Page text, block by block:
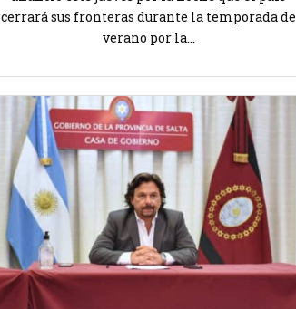
cerrará sus fronteras durante la temporada de
verano por la...